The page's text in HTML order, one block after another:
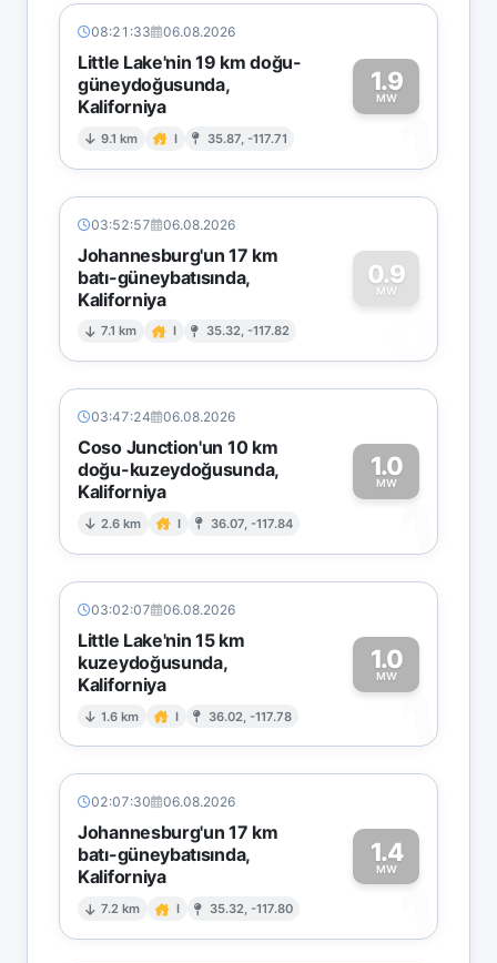
08:21:33 06.08.2026
Little Lake'nin 19 km doğu-
güneydoğusunda,
Kaliforniya
9.1 km I 35.87, -117.71
1.9
MW
1
03:52:57 06.08.2026
Johannesburg'un 17 km
batı-güneybatısında,
Kaliforniya
7.1 km I 35.32, -117.82
0.9
MW
0
03:47:24 06.08.2026
Coso Junction'un 10 km
doğu-kuzeydoğusunda,
Kaliforniya
2.6 km I 36.07, -117.84
1.0
MW
1
03:02:07 06.08.2026
Little Lake'nin 15 km
kuzeydoğusunda,
Kaliforniya
1.6 km I 36.02, -117.78
1.0
MW
1
02:07:30 06.08.2026
Johannesburg'un 17 km
batı-güneybatısında,
Kaliforniya
7.2 km I 35.32, -117.80
1.4
MW
1